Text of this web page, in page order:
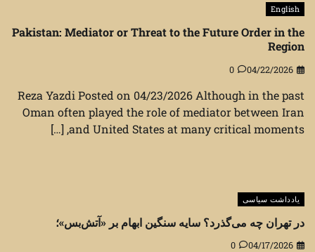
English
Pakistan: Mediator or Threat to the Future Order in the
Region
04/22/2026
0
Reza Yazdi Posted on 04/23/2026 Although in the past
Oman often played the role of mediator between Iran
and United States at many critical moments, […]
یادداشت سیاسی
در تهران چه می‌گذرد؟ سایه سنگین ابهام بر «آتش‌بس»؛
04/17/2026
0